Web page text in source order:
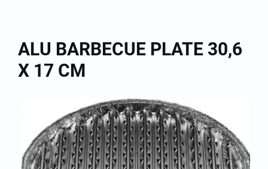
ALU BARBECUE PLATE 30,6
X 17 CM